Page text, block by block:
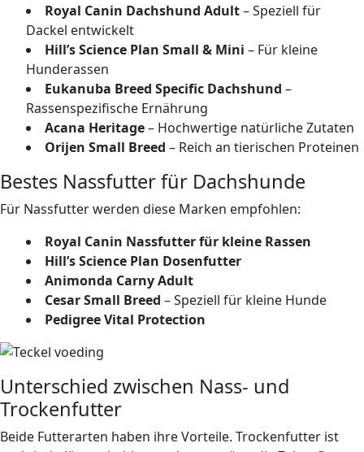
Royal Canin Dachshund Adult– Speziell für
Dackel entwickelt
Hill’s Science Plan Small & Mini – Für kleine
Hunderassen
Eukanuba Breed Specific Dachshund –
Rassenspezifische Ernährung
Acana Heritage– Hochwertige natürliche Zutaten
Orijen Small Breed – Reich an tierischen Proteinen
Bestes Nassfutter für Dachshunde
Für Nassfutter werden diese Marken empfohlen:
Royal Canin Nassfutter für kleine Rassen
Hill’s Science Plan Dosenfutter
Animonda Carny Adult
Cesar Small Breed – Speziell für kleine Hunde
Pedigree Vital Protection
Unterschied zwischen Nass- und
Trockenfutter
Beide Futterarten haben ihre Vorteile. Trockenfutter ist